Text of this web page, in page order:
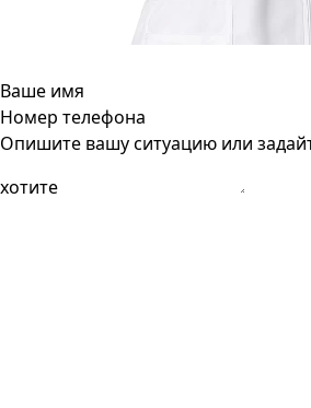
Ваше имя
Номер телефона
Опишите вашу ситуацию или
хотите